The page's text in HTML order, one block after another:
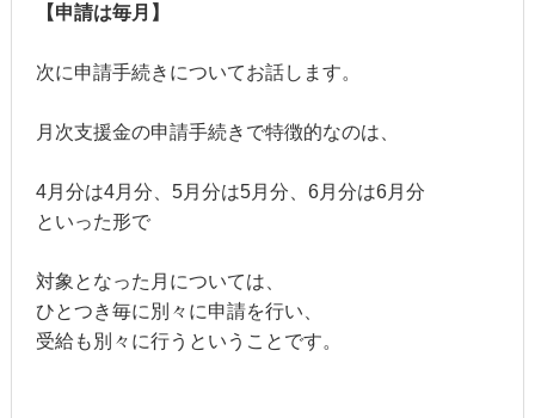
【申請は毎月】
次に申請手続きについてお話します。
月次支援金の申請手続きで特徴的なのは、
4月分は4月分、5月分は5月分、6月分は6月分
といった形で
対象となった月については、
ひとつき毎に別々に申請を行い、
受給も別々に行うということです。